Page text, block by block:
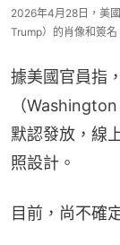
2026年4月28日，美
Trump）的肖像和簽
據美國官員指
（
默認發放，線
照設計。
目前，尚不確